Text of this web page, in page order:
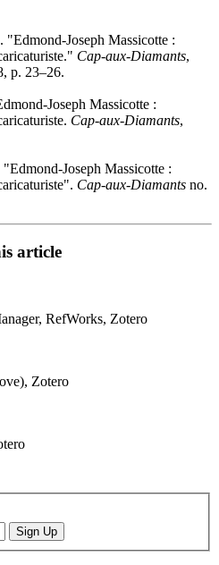
Joseph Massicotte :
Cap-aux-Diamants,
p. 23–26.
Joseph Massicotte :
Cap-aux-Diamants,
Joseph Massicotte :
Cap-aux-Diamants no.
article
RefWorks, Zotero
Zotero